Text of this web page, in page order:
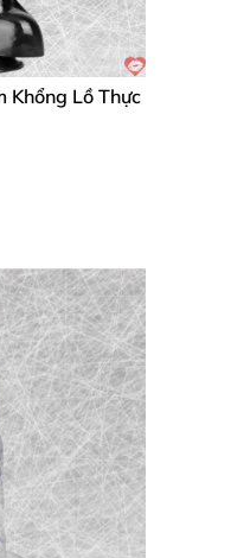
hành
lòng
– sản
Khổng Lồ Thực